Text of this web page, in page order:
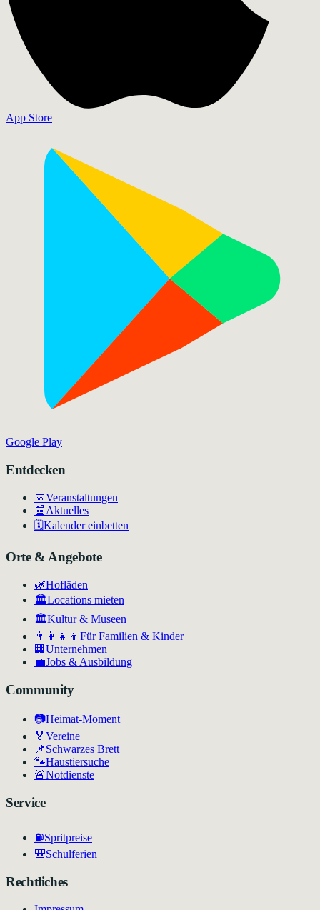
App Store
Google Play
Entdecken
📅Veranstaltungen
📰Aktuelles
🗓️Kalender einbetten
Orte & Angebote
🌿Hofläden
🏛️Locations mieten
🏛Kultur & Museen
👨‍👩‍👧‍👦 Für Familien & Kinder
🏢 Unternehmen
💼Jobs & Ausbildung
Community
📷Heimat-Moment
🏅 Vereine
📌Schwarzes Brett
🐾Haustiersuche
🚨Notdienste
Service
⛽Spritpreise
🎒Schulferien
Rechtliches